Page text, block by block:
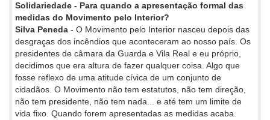
Solidariedade - Para quando a apresentação formal das
medidas do Movimento pelo Interior?
Silva Peneda - O Movimento pelo Interior nasceu depois das
desgraças dos incêndios que aconteceram ao nosso país. Os
presidentes de câmara da Guarda e Vila Real e eu próprio,
decidimos que era altura de fazer qualquer coisa. Algo que
fosse reflexo de uma atitude cívica de um conjunto de
cidadãos. O Movimento não tem estatutos, não tem direção,
não tem presidente, não tem nada... e até tem um limite de
vida fixo. Quando forem apresentadas as medidas acaba.